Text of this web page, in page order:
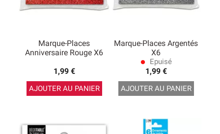
Marque-Places
Anniversaire Rouge X6
1,99 €
AJOUTER AU PANIER
Marque-Places Argentés
X6
lens Epuisé
1,99 €
AJOUTER AU PANIER